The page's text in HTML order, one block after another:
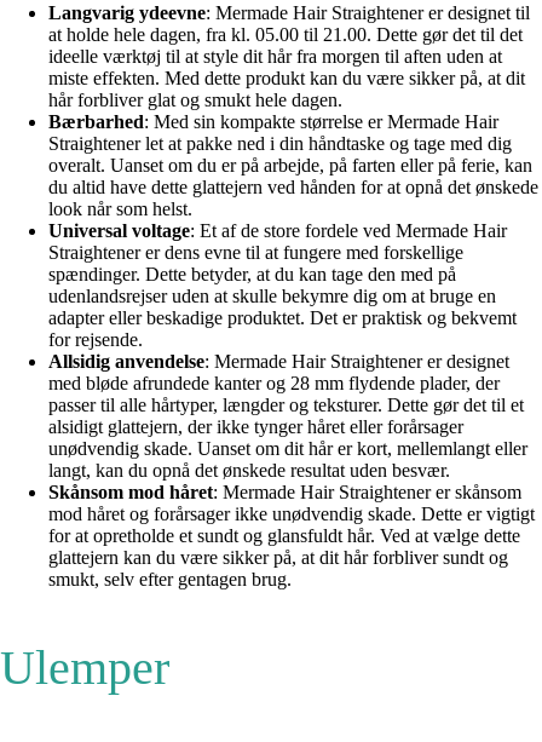
Langvarig ydeevne: Mermade Hair Straightener er designet til
at holde hele dagen, fra kl. 05.00 til 21.00. Dette gør det til det
ideelle værktøj til at style dit hår fra morgen til aften uden at
miste effekten. Med dette produkt kan du være sikker på, at dit
hår forbliver glat og smukt hele dagen.
Bærbarhed: Med sin kompakte størrelse er Mermade Hair
Straightener let at pakke ned i din håndtaske og tage med dig
overalt. Uanset om du er på arbejde, på farten eller på ferie, kan
du altid have dette glattejern ved hånden for at opnå det ønskede
look når som helst.
Universal voltage: Et af de store fordele ved Mermade Hair
Straightener er dens evne til at fungere med forskellige
spændinger. Dette betyder, at du kan tage den med på
udenlandsrejser uden at skulle bekymre dig om at bruge en
adapter eller beskadige produktet. Det er praktisk og bekvemt
for rejsende.
Allsidig anvendelse: Mermade Hair Straightener er designet
med bløde afrundede kanter og 28 mm flydende plader, der
passer til alle hårtyper, længder og teksturer. Dette gør det til et
alsidigt glattejern, der ikke tynger håret eller forårsager
unødvendig skade. Uanset om dit hår er kort, mellemlangt eller
langt, kan du opnå det ønskede resultat uden besvær.
Skånsom mod håret: Mermade Hair Straightener er skånsom
mod håret og forårsager ikke unødvendig skade. Dette er vigtigt
for at opretholde et sundt og glansfuldt hår. Ved at vælge dette
glattejern kan du være sikker på, at dit hår forbliver sundt og
smukt, selv efter gentagen brug.
Ulemper